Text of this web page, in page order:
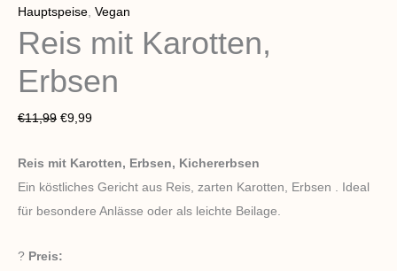
Hauptspeise Vegan
Reis mit Karotten,
Erbsen
€11,99 €9,99
Reis mit Karotten, Erbsen, Kichererbsen
Ein köstliches Gericht aus Reis, zarten Karotten, Erbsen . Ideal
für besondere Anlässe oder als leichte Beilage.
? Preis: